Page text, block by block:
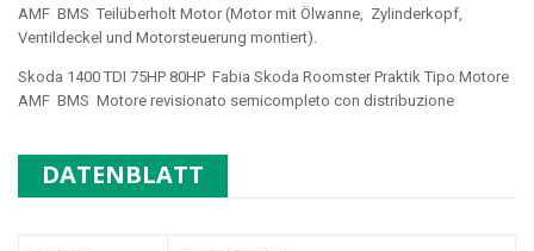
AMF BMS Teilüberholt Motor (Motor mit Ölwanne, Zylinderkopf,
Ventildeckel und Motorsteuerung montiert).
Skoda 1400 TDI 75HP 80HP Fabia Skoda Roomster Praktik Tipo Motore
AMF BMS Motore revisionato semicompleto con distribuzione
DATENBLATT